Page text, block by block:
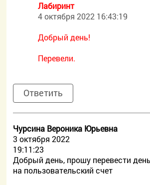
Лабиринт
4 октября 2022 16:43:19
Добрый день!
Перевели.
Ответить
Чурсина Вероника Юрьевна
3 октября 2022
19:11:23
Добрый день, прошу перевести
на пользовательский счет